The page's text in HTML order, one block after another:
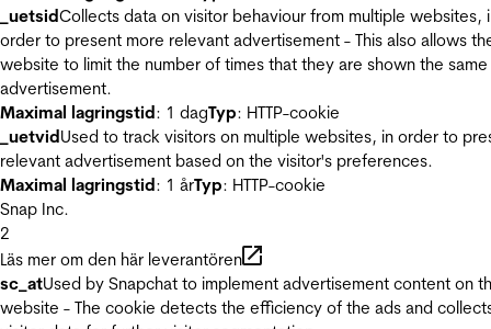
_uetsidCollects data on visitor behaviour from multiple websites,
order to present more relevant advertisement - This also allows
website to limit the number of times that they are shown the same
advertisement.
Maximal lagringstid: 1 dagTyp: HTTP-cookie
_uetvidUsed to track visitors on multiple websites, in order to
relevant advertisement based on the visitor's preferences.
Maximal lagringstid: 1 årTyp: HTTP-cookie
Snap Inc.
2
Läs mer om den här leverantören
sc_atUsed by Snapchat to implement advertisement content on
website - The cookie detects the efficiency of the ads and